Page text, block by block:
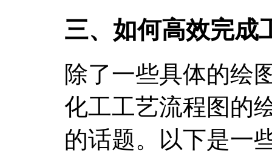
三、如何高效完成
除了一些具体的绘
化工工艺流程图的
的话题。以下是一